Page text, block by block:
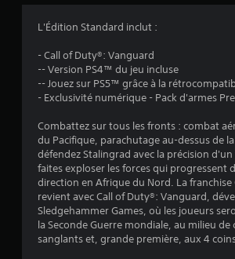
L'Édition Standard inclut :
- Call of Duty®: Vanguard
-- Version PS4™ du jeu incluse
-- Jouez sur PS5™ grâce à la
- Exclusivité numérique - Pack d'armes
Combattez sur tous les fronts : combat
du Pacifique, parachutage au-dessus de
défendez Stalingrad avec la précision
faites exploser les forces qui progressent
direction en Afrique du Nord. La franchise
revient avec Call of Duty®: Vanguard,
Sledgehammer Games, où les joueurs
la Seconde Guerre mondiale, au milieu de
sanglants et, grande première, aux 4